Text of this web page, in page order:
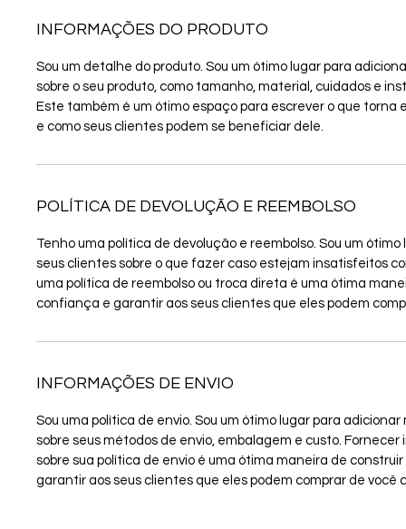
INFORMAÇÕES DO PRODUTO
Sou um detalhe do produto. Sou um ótimo lugar para
sobre o seu produto, como tamanho, material, cuidados e
Este também é um ótimo espaço para escrever o que torna
e como seus clientes podem se beneficiar dele.
POLÍTICA DE DEVOLUÇÃO E REEMBOLSO
Tenho uma política de devolução e reembolso. Sou um
seus clientes sobre o que fazer caso estejam insatisfeitos
uma política de reembolso ou troca direta é uma ótima
confiança e garantir aos seus clientes que eles podem
INFORMAÇÕES DE ENVIO
Sou uma política de envio. Sou um ótimo lugar para
sobre seus métodos de envio, embalagem e custo.
sobre sua política de envio é uma ótima maneira de
garantir aos seus clientes que eles podem comprar de você